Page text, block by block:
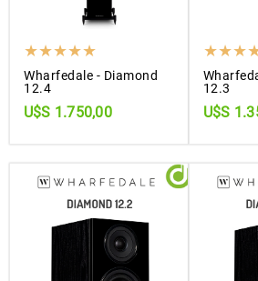
Wharfedale - Diamond
12.4
U$S 1.750,00
12.3
U$S